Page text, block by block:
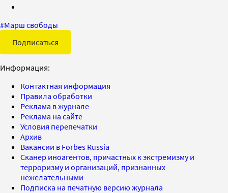
#Марш свободы
Подписаться
Информация:
Контактная информация
Правила обработки
Реклама в журнале
Реклама на сайте
Условия перепечатки
Архив
Вакансии в Forbes Russia
Сканер иноагентов, причастных к экстремизму и
терроризму и организаций, признанных
нежелательными
Подписка на печатную версию журнала